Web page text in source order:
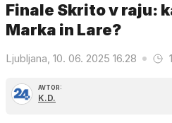
Finale Skrito v raju:
Marka in Lare?
Ljubljana, 10. 06. 2025 16.28
AVTOR:
K.D.